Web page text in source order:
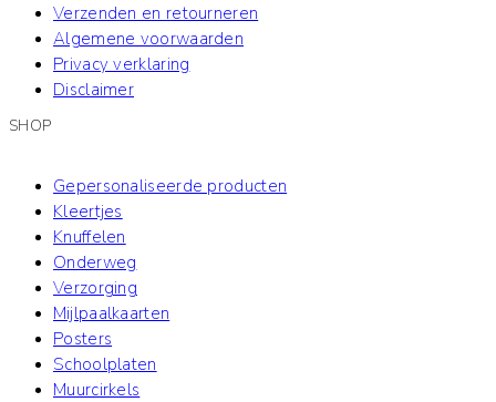
Verzenden en retourneren
Algemene voorwaarden
Privacy verklaring
Disclaimer
SHOP
Gepersonaliseerde producten
Kleertjes
Knuffelen
Onderweg
Verzorging
Mijlpaalkaarten
Posters
Schoolplaten
Muurcirkels